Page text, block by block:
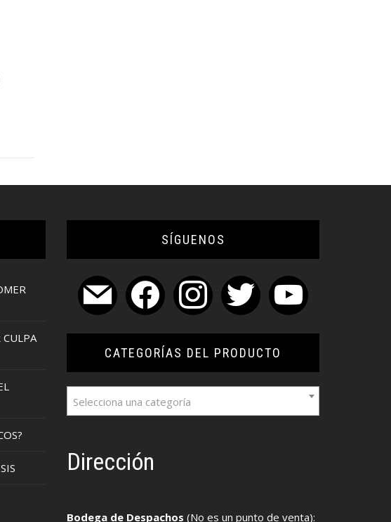
CULPA
SÍGUENOS
mail facebook instagram twitter youtube
CATEGORÍAS DEL PRODUCTO
Selecciona una categoría
Dirección
Bodega de Despachos (No es un punto de venta):